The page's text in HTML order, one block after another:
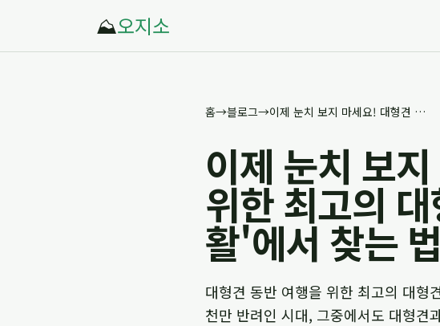
⛰️오지소
홈→블로그→ 이제 눈치 보지 마세요! 대형견 동반 여행을 위한 최고의 대형견 입실 가능 펜션, '반려생활'에서 찾는 법
이제 눈치 보
위한 최고의
활'에서 찾는
대형견 동반 여행을 위한 최고의 대
천만 반려인 시대, 그중에서도 대형견